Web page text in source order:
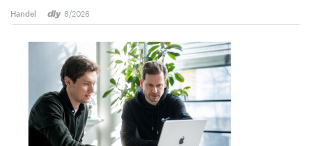
Handel 8/2026